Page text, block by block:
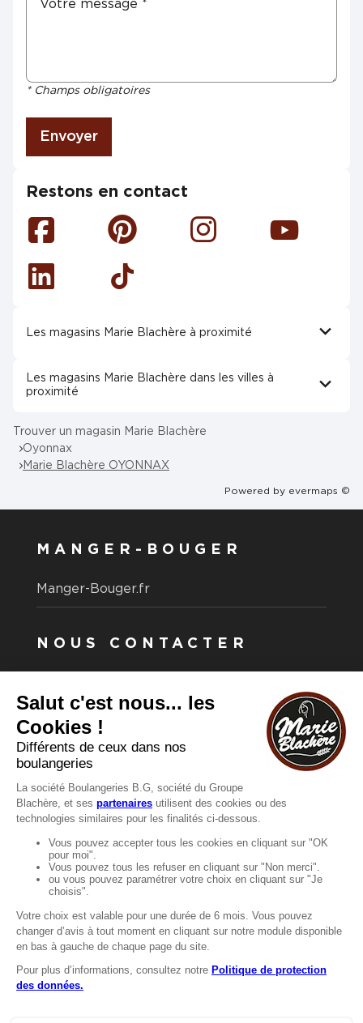
* Champs obligatoires
Envoyer
Restons en contact
Facebook Pinterest Instagram Youtube
Linkedin Tiktok
Les magasins Marie Blachère à proximité
Les magasins Marie Blachère dans les villes à
proximité
Trouver un magasin Marie Blachère
Oyonnax
Marie Blachère OYONNAX
Powered by evermaps ©
MANGER-BOUGER
Manger-Bouger.fr
NOUS CONTACTER
Vous souhaitez nous contacter ?
Consultez notre FAQ.
FAQ
Recrutement
MENTIONS
Mentions légales
Protection des données
LignÉthique
Caractéristiques environnementales des